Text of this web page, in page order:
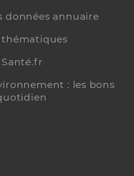
données annuaire
thématiques
: les bons